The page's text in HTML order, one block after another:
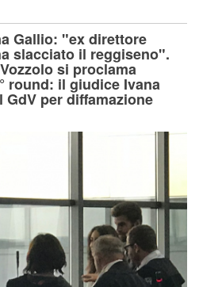
Gallio: "ex direttore
slacciato il reggiseno".
si proclama
round: il giudice Ivana
per diffamazione